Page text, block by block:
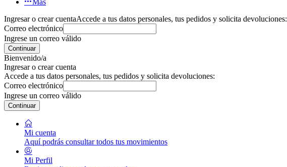
Más
Ingresar o crear cuentaAccede a tus datos personales, tus pedidos y solicita devoluciones:
Correo electrónico
Ingrese un correo válido
Continuar
Bienvenido/a
Ingresar o crear cuenta
Accede a tus datos personales, tus pedidos y solicita devoluciones:
Correo electrónico
Ingrese un correo válido
Continuar
Mi cuenta
Aquí podrás consultar todos tus movimientos
Mi Perfil